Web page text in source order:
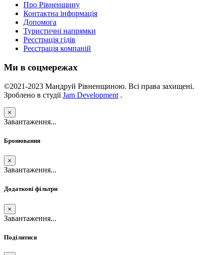
Про Рівненщину
Контактна інформація
Допомога
Туристичні напрямки
Реєстрація гідів
Реєстрація компаній
Ми в соцмережах
©2021-2023 Мандруй Рівненщиною. Всі права захищені.
Зроблено в студіїJam Development .
×
Завантаження...
Бронювання
×
Завантаження...
Додаткові фільтри
×
Завантаження...
Поділитися